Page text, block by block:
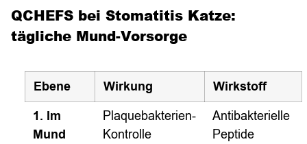
QCHEFS bei Stomatitis Katze:
tägliche Mund-Vorsorge
Ebene Wirkung
Wirkstoff
1. Im
Mund
Plaquebakterien-
Kontrolle
Antibakterielle
Peptide